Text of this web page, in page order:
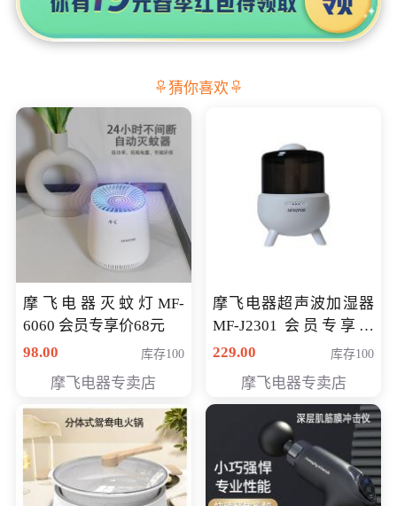
猜你喜欢
摩飞电器灭蚊灯MF-
6060 会员专享价68元
98.00
库存100
摩飞电器专卖店
摩飞电器超声波加湿器
MF-J2301 会员专享价
168元
229.00 库存100
摩飞电器专卖店